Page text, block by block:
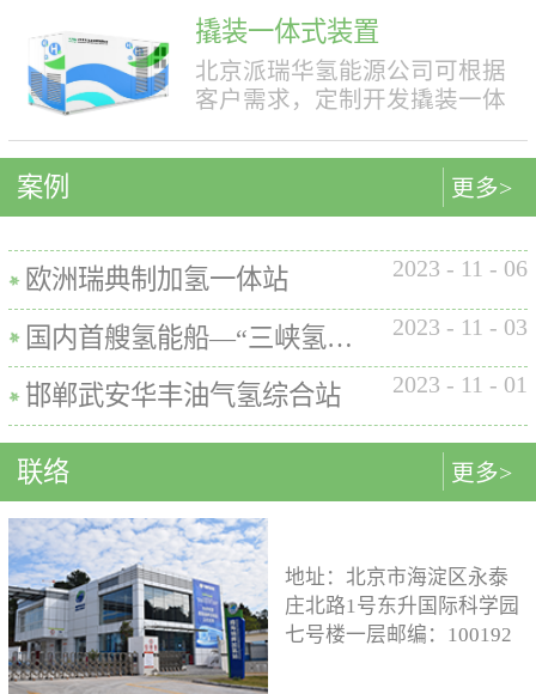
需求，定制满足中国标准（例
如GB50516, GB/T 43674等）、
欧盟标准（例如IEC 60069, EN
内的使用要求。公司的产品已
在国内、欧盟、日本、塞尔维
数表常规工作压力等级35MPa /
70MPa / 35&70MPa流量范围
0.1~7.2 kg/min计量精度±1%可
选加氢枪TK16或TK17或TK25
加氢枪数量单枪或双枪红外通
讯可选配预冷可选配防爆等级
（参考）II 3 G Ex h ia db mb eb
统项目经验，公司具有5000套
年生产能力。公司可根据客户
需求，对不同车型提供合理且
最优的设计方案，并根据安装
求进行定制化的设计，为客户
匹配最佳的设计方案。车载氢
系统设计制造遵循GB/T
26990、GB/T 29126、GB/T
24549等标准。公司车载氢系统
氢系统主要包括加氢模块、储
氢模块、供氢模块以及控制模
块。车载储供氢系统所有管
路、阀门及接头等采用不与高
压氢气介质发生化学反应的材
料。电气元件及线束均具有防
水、阻燃防爆的功能；车载储
供氢系统及其附属零部件均通
过高低温、盐雾、IP防护等级
等相关型式试验，以保证氢系
统的安全性及稳定性；氢系统
支架、加注口等均通过检验验
证；系统具备防过压、防过
撬装一体式装置
北京派瑞华氢能源公司可根据
客户需求，定制开发撬装一体
体可细分为大型撬装装置、小
型撬装装置、制氢加氢一体机
和小型加氢装置，以上装置在
国内、欧盟、日本等地得到应
用。撬装一体式制氢、储氢、
地小，节省空间，维护维修方
便。2. 各模块紧密融合，运行
效率高。3. 节能环保。撬装一
体式装置性能参数表制氢能力
500Nm3以下加氢等级
100~1000kg/d氢气压缩额定工作
压力45MPa/87.5MPa氢气加注额
定工作压力35MPa/70MPa环境
温度-40~+50℃参考标准T/ZSA
235-2024, GB50516, GB 50177,
GB/T 43674, IEC 60069, EN ISO
80079等。
案例
欧洲瑞典制加氢一体站 2023 - 11 - 06
国内首艘氢能船—“三峡氢舟1”号船载氢系统 2023 - 11 - 03
邯郸武安华丰油气氢综合站 2023 - 11 - 01
更多>
更多>
联络
地址：北京市海淀区永泰
庄北路1号东升国际科学园
七号楼一层邮编：100192